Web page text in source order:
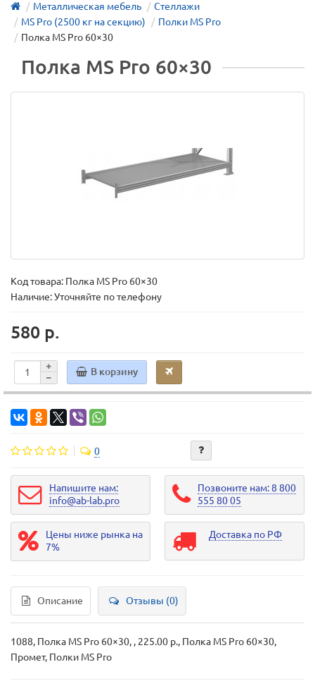
Металлическая мебель
Стеллажи
MS Pro (2500 кг на секцию)
Полки MS Pro
Полка MS Pro 60×30
Полка MS Pro 60×30
Код товара: Полка MS Pro 60×30
Наличие: Уточняйте по телефону
580 р.
В корзину
0
Напишите нам:
info@ab-lab.pro
Позвоните нам: 8 800
555 80 05
Цены ниже рынка на
7%
Доставка по РФ
Описание Отзывы (0)
1088, Полка MS Pro 60×30, , 225.00 р., Полка MS Pro 60×30,
Промет, Полки MS Pro